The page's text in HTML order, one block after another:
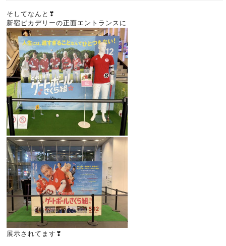
そしてなんと❣
新宿ピカデリーの正面エントランスに
展示されてます❣